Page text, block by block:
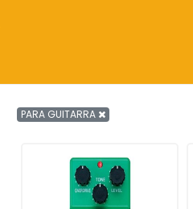
PARA GUITARRA